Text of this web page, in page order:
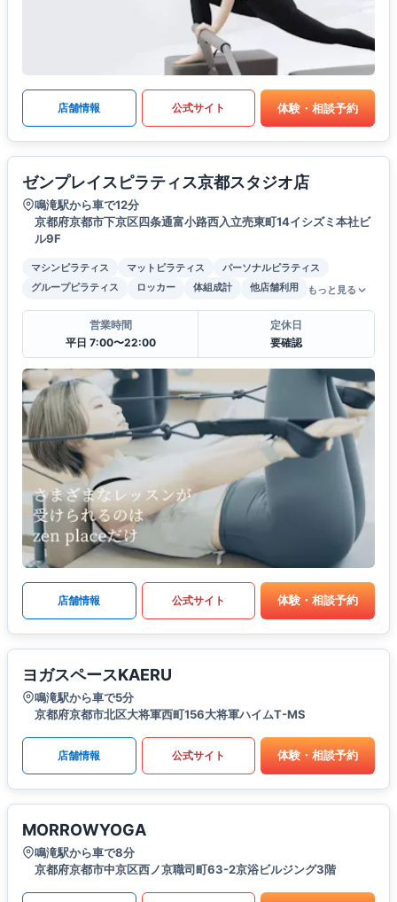
店舗情報 公式サイト 体験・相談予約
ゼンプレイスピラティス京都スタジオ店
鳴滝駅から車で12分
京都府京都市下京区四条通富小路西入立売東町14イシズミ本社ビ
ル9F
マシンピラティス マットピラティス
パーソナルピラティス
グループピラティス
ロッカー 体組成計 他店舗利用 もっと見る
営業時間
平日 7:00〜22:00
定休日
要確認
店舗情報 公式サイト 体験・相談予約
ヨガスペースKAERU
鳴滝駅から車で5分
京都府京都市北区大将軍西町156大将軍ハイムT-MS
店舗情報 公式サイト 体験・相談予約
MORROWYOGA
鳴滝駅から車で8分
京都府京都市中京区西ノ京職司町63-2京浴ビルジング3階